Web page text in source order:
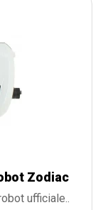
Zodiac
ufficiale..